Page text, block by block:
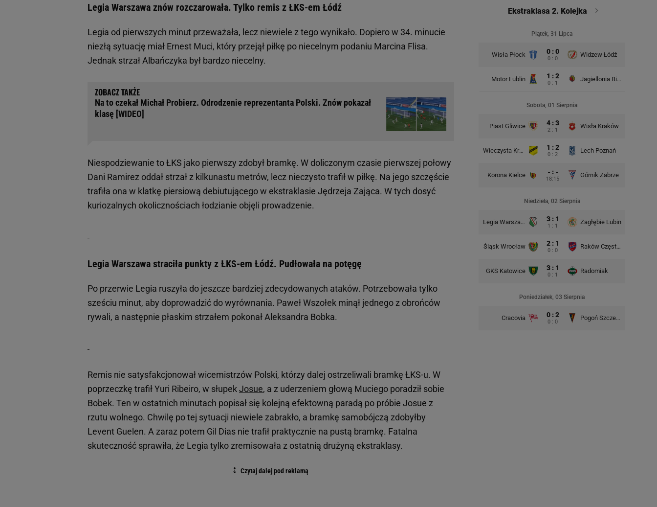
Legia Warszawa znów rozczarowała. Tylko remis z ŁKS-em Łódź
Legia od pierwszych minut przeważała, lecz niewiele z tego wynikało. Dopiero w 34. minucie
niezłą sytuację miał Ernest Muci, który przejął piłkę po niecelnym podaniu Marcina Flisa.
Jednak strzał Albańczyka był bardzo niecelny.
Na to czekał Michał Probierz. Odrodzenie reprezentanta Polski. Znów pokazał
klasę [WIDEO]
Niespodziewanie to ŁKS jako pierwszy zdobył bramkę. W doliczonym czasie pierwszej połowy
Dani Ramirez oddał strzał z kilkunastu metrów, lecz nieczysto trafił w piłkę. Na jego szczęście
trafiła ona w klatkę piersiową debiutującego w ekstraklasie Jędrzeja Zająca. W tych dosyć
kuriozalnych okolicznościach łodzianie objęli prowadzenie.
Legia Warszawa straciła punkty z ŁKS-em Łódź. Pudłowała na potęgę
Po przerwie Legia ruszyła do jeszcze bardziej zdecydowanych ataków. Potrzebowała tylko
sześciu minut, aby doprowadzić do wyrównania. Paweł Wszołek minął jednego z obrońców
rywali, a następnie płaskim strzałem pokonał Aleksandra Bobka.
Remis nie satysfakcjonował wicemistrzów Polski, którzy dalej ostrzeliwali bramkę ŁKS-u. W
poprzeczkę trafił Yuri Ribeiro, w słupekJosue, a z uderzeniem głową Muciego poradził sobie
Bobek. Ten w ostatnich minutach popisał się kolejną efektowną paradą po próbie Josue z
rzutu wolnego. Chwilę po tej sytuacji niewiele zabrakło, a bramkę samobójczą zdobyłby
Levent Guelen. A zaraz potem Gil Dias nie trafił praktycznie na pustą bramkę. Fatalna
skuteczność sprawiła, że Legia tylko zremisowała z ostatnią drużyną ekstraklasy.
Ekstraklasa 2. Kolejka
Piątek, 31 Lipca
Wisła Płock 0 : 0
0 : 0
Widzew Łódź
Motor Lublin 1 : 2
0 : 1
Jagiellonia Białystok
Sobota, 01 Sierpnia
Piast Gliwice 4 : 3
2 : 1
Wisła Kraków
Wieczysta Kraków 1 : 2
0 : 2
Lech Poznań
Korona Kielce - : -
18:15
Górnik Zabrze
Niedziela, 02 Sierpnia
Legia Warszawa 3 : 1
1 : 1
Zagłębie Lubin
Śląsk Wrocław 2 : 1
0 : 0
Raków Częstochowa
GKS Katowice 3 : 1
0 : 1
Radomiak
Poniedziałek, 03 Sierpnia
Cracovia 0 : 2
0 : 0
Pogoń Szczecin